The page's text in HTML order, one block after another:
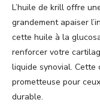
L’huile de krill offre
grandement apaiser
cette huile à la
renforcer votre
liquide synovial. Cette
prometteuse pour
durable.